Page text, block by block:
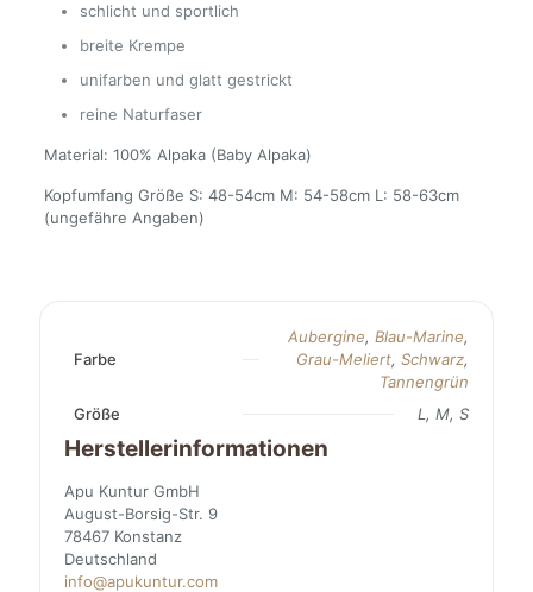
schlicht und sportlich
breite Krempe
unifarben und glatt gestrickt
reine Naturfaser
Material: 100% Alpaka (Baby Alpaka)
Kopfumfang Größe S: 48-54cm M: 54-58cm L: 58-63cm
(ungefähre Angaben)
Farbe
Aubergine, Blau-Marine,
Grau-Meliert, Schwarz,
Tannengrün
Größe
L, M, S
Herstellerinformationen
Apu Kuntur GmbH
August-Borsig-Str. 9
78467 Konstanz
Deutschland
info@apukuntur.com